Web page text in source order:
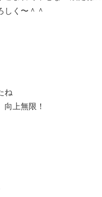
しく〜＾＾
ね
上無限！